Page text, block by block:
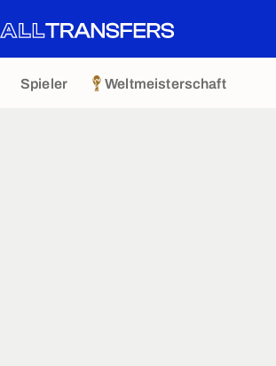
Spieler Weltmeisterschaft